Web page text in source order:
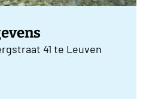
41 te Leuven